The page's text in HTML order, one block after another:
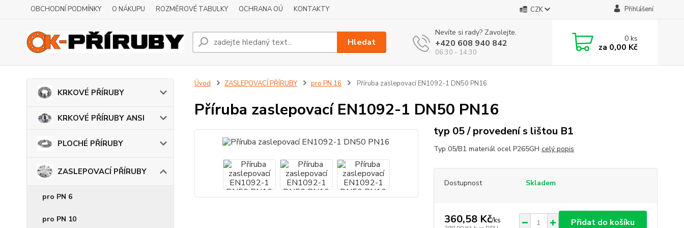
OBCHODNÍ PODMÍNKY O NÁKUPU ROZMĚROVÉ TABULKY OCHRANA OÚ KONTAKTY CZK Přihlášení
Hledat
Nevíte si rady? Zavolejte.
+420 608 940 842
06:30 - 14:30
0ks
za 0,00 Kč
KRKOVÉ PŘÍRUBY
KRKOVÉ PŘÍRUBY ANSI
PLOCHÉ PŘÍRUBY
ZASLEPOVACÍ PŘÍRUBY
pro PN 6
pro PN 10
Úvod ZASLEPOVACÍ PŘÍRUBY pro PN 16 Příruba zaslepovací EN1092-1 DN50 PN16
Příruba zaslepovací EN1092-1 DN50 PN16
typ 05 / provedení s lištou B1
Typ 05/B1 materiál ocel P265GH celý popis
Dostupnost Skladem
360,58 Kč/ks Přidat do košíku